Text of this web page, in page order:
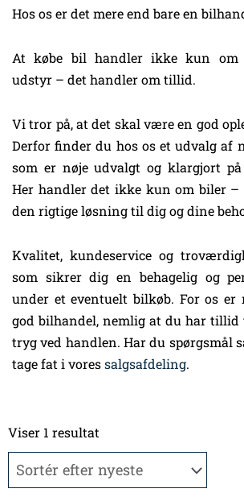
Hos os er det mere end bare en
At købe bil handler ikke kun om
udstyr – det handler om tillid.
Vi tror på, at det skal være en god
Derfor finder du hos os et udvalg af
som er nøje udvalgt og klargjort
Her handler det ikke kun om biler –
den rigtige løsning til dig og dine
Kvalitet, kundeservice og
som sikrer dig en behagelig og
under et eventuelt bilkøb. For os er
god bilhandel, nemlig at du har tillid
tryg ved handlen. Har du spørgsmål
tage fat i voressalgsafdeling.
Viser 1 resultat